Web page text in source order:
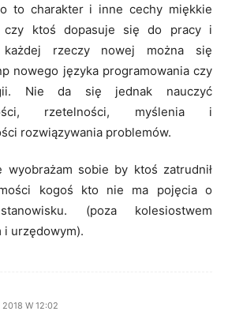
to charakter i inne cechy miękkie
czy ktoś dopasuje się do pracy i
każdej rzeczy nowej można się
nowego języka programowania czy
Nie da się jednak nauczyć
rzetelności, myślenia i
rozwiązywania problemów.
wyobrażam sobie by ktoś zatrudnił
kogoś kto nie ma pojęcia o
(poza kolesiostwem
i urzędowym).
W 12:02